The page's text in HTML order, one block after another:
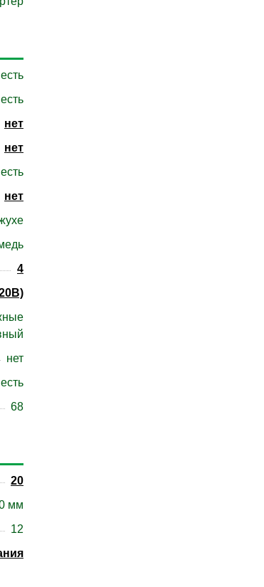
есть
есть
нет
нет
есть
нет
4
нет
есть
68
20
мм
12